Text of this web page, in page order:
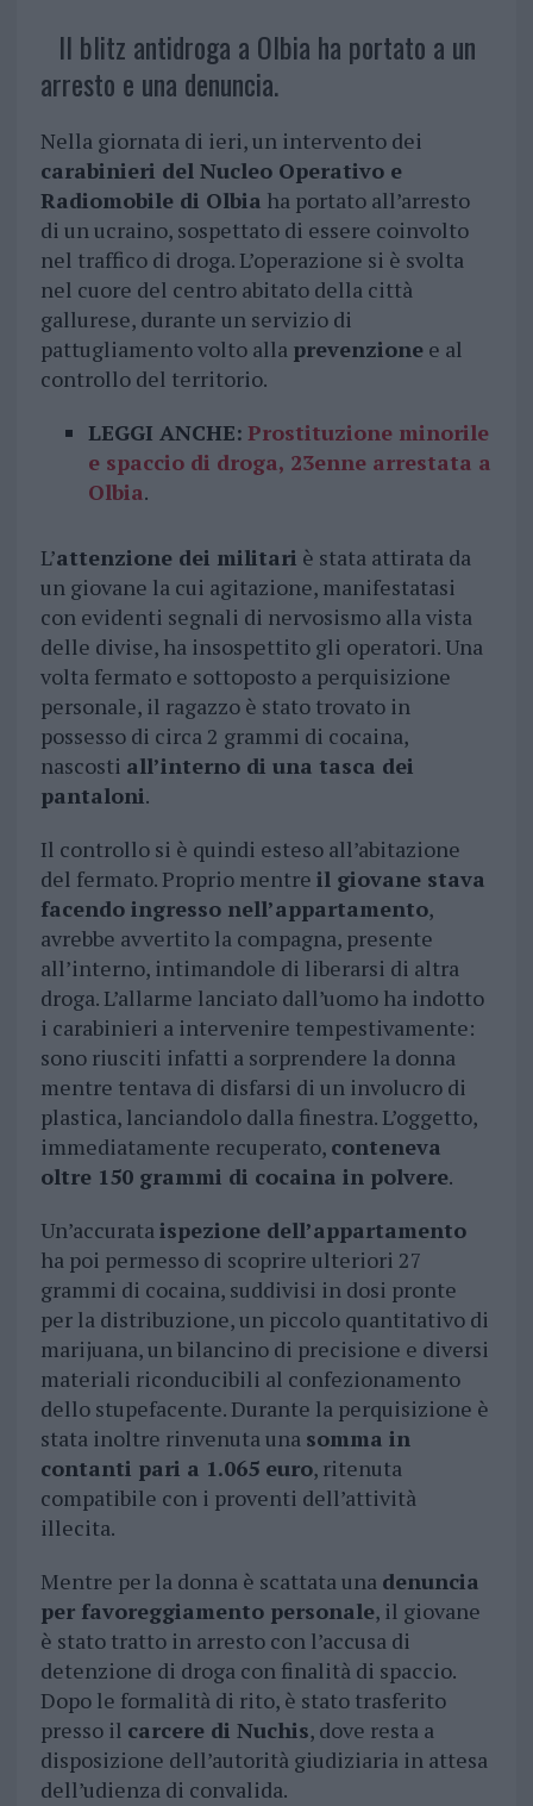
Il blitz antidroga a Olbia ha portato a un
arresto e una denuncia.
Nella giornata di ieri, un intervento dei
carabinieri del Nucleo Operativo e
Radiomobile di Olbia ha portato all’arresto
di un ucraino, sospettato di essere coinvolto
nel traffico di droga. L’operazione si è svolta
nel cuore del centro abitato della città
gallurese, durante un servizio di
pattugliamento volto alla prevenzionee al
controllo del territorio.
LEGGI ANCHE: Prostituzione minorile
e spaccio di droga, 23enne arrestata a
Olbia.
L’attenzione dei militari è stata attirata da
un giovane la cui agitazione, manifestatasi
con evidenti segnali di nervosismo alla vista
delle divise, ha insospettito gli operatori. Una
volta fermato e sottoposto a perquisizione
personale, il ragazzo è stato trovato in
possesso di circa 2 grammi di cocaina,
nascosti all’interno di una tasca dei
pantaloni.
Il controllo si è quindi esteso all’abitazione
del fermato. Proprio mentre il giovane stava
facendo ingresso nell’appartamento,
avrebbe avvertito la compagna, presente
all’interno, intimandole di liberarsi di altra
droga. L’allarme lanciato dall’uomo ha indotto
i carabinieri a intervenire tempestivamente:
sono riusciti infatti a sorprendere la donna
mentre tentava di disfarsi di un involucro di
plastica, lanciandolo dalla finestra. L’oggetto,
immediatamente recuperato, conteneva
oltre 150 grammi di cocaina in polvere.
Un’accurataispezione dell’appartamento
ha poi permesso di scoprire ulteriori 27
grammi di cocaina, suddivisi in dosi pronte
per la distribuzione, un piccolo quantitativo di
marijuana, un bilancino di precisione e diversi
materiali riconducibili al confezionamento
dello stupefacente. Durante la perquisizione è
stata inoltre rinvenuta una somma in
contanti pari a 1.065 euro, ritenuta
compatibile con i proventi dell’attività
illecita.
Mentre per la donna è scattata una denuncia
per favoreggiamento personale, il giovane
è stato tratto in arresto con l’accusa di
detenzione di droga con finalità di spaccio.
Dopo le formalità di rito, è stato trasferito
presso il carcere di Nuchis, dove resta a
disposizione dell’autorità giudiziaria in attesa
dell’udienza di convalida.